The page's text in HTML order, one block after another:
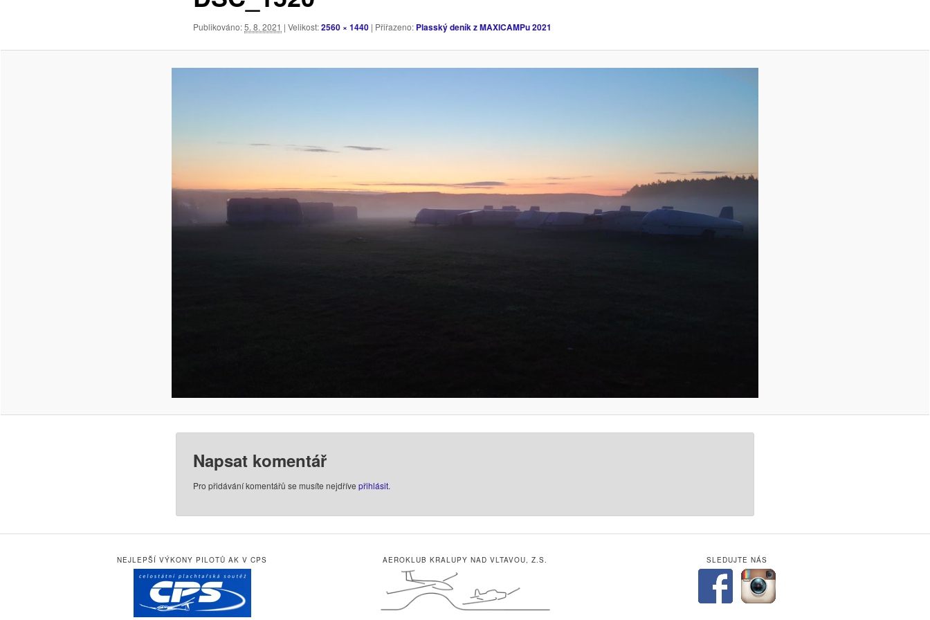
Publikováno:5. 8. 2021 | Velikost:2560 × 1440 | Přiřazeno: Plasský deník z MAXICAMPu 2021
Napsat komentář
Pro přidávání komentářů se musíte nejdřívepřihlásit.
NEJLEPŠÍ VÝKONY PILOTŮ AK V CPS AEROKLUB KRALUPY NAD VLTAVOU, Z.S. SLEDUJTE NÁS